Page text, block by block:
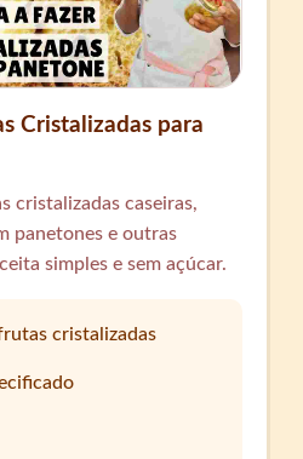
Cristalizadas para
cristalizadas caseiras,
panetones e outras
simples e sem açúcar.
cristalizadas